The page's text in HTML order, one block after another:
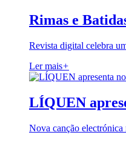
Rimas e
Revista digital celebra
Ler mais+
LÍQUEN
Nova canção electrónica